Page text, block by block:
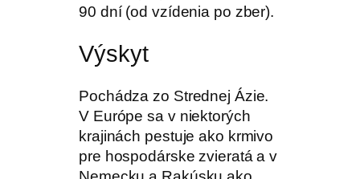
90 dní (od vzídenia po zber).
Výskyt
Pochádza zo Strednej Ázie.
V Európe sa v niektorých
krajinách pestuje ako krmivo
pre hospodárske zvieratá a v